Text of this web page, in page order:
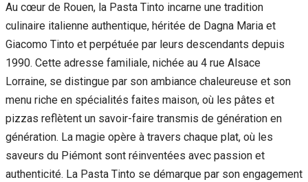
Au cœur de Rouen, la Pasta Tinto incarne une tradition
culinaire italienne authentique, héritée de Dagna Maria et
Giacomo Tinto et perpétuée par leurs descendants depuis
1990. Cette adresse familiale, nichée au 4 rue Alsace
Lorraine, se distingue par son ambiance chaleureuse et son
menu riche en spécialités faites maison, où les pâtes et
pizzas reflètent un savoir-faire transmis de génération en
génération. La magie opère à travers chaque plat, où les
saveurs du Piémont sont réinventées avec passion et
authenticité. La Pasta Tinto se démarque par son engagement